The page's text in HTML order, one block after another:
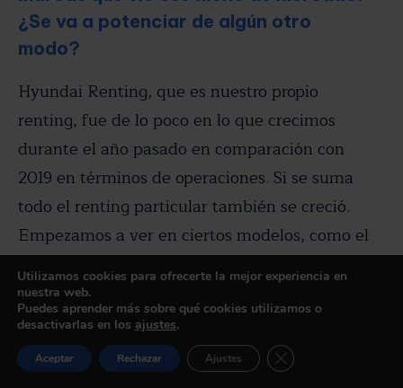
¿Se va a potenciar de algún otro
modo?
Hyundai Renting, que es nuestro propio
renting, fue de lo poco en lo que crecimos
durante el año pasado en comparación con
2019 en términos de operaciones. Si se suma
todo el renting particular también se creció.
Empezamos a ver en ciertos modelos, como el
Tucson, que se han lanzado con una cuota de
renting que han cogido peso en este mercado,
y la tecnología híbrida también tiene más
popularidad.
Utilizamos cookies para ofrecerte la mejor experiencia en
nuestra web.
Puedes aprender más sobre qué cookies utilizamos o
desactivarlas en los ajustes.
Aceptar Rechazar Ajustes Cerrar el banner de